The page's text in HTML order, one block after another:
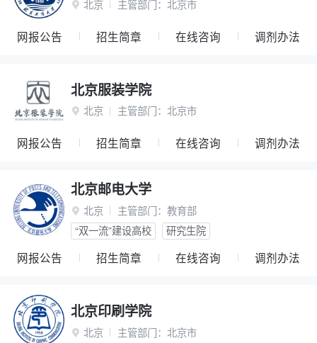
 北京 主管部门： 北京市
网报公告 招生简章 在线咨询 调剂办法
北京服装学院
 北京 主管部门： 北京市
网报公告 招生简章 在线咨询 调剂办法
北京邮电大学
 北京 主管部门： 教育部
“双一流”建设高校
研究生院
网报公告 招生简章 在线咨询 调剂办法
北京印刷学院
 北京 主管部门： 北京市